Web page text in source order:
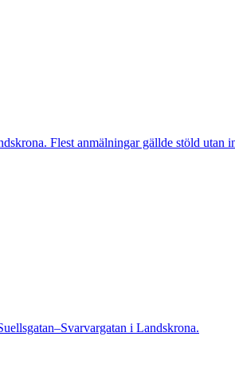
Flest anmälningar gällde stöld utan
i Landskrona.